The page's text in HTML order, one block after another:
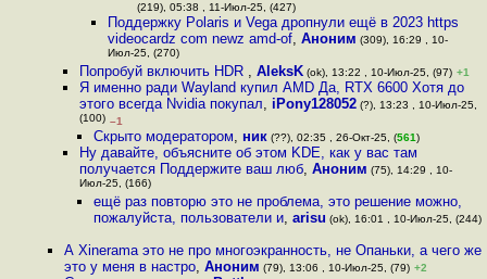
(219), 05:38 , 11-Июл-25, (427)
Поддержку Polaris и Vega дропнули ещё в 2023 https
videocardz com newz amd-of,Аноним (309), 16:29 , 10-
Июл-25, (270)
Попробуй включить HDR , AleksK(ok), 13:22 , 10-Июл-25, (97) +1
Я именно ради Wayland купил AMD Да, RTX 6600 Хотя до
этого всегда Nvidia покупал, iPony128052(?), 13:23 , 10-Июл-25,
(100) –1
Скрыто модератором, ник(??), 02:35 , 26-Окт-25, (561)
Ну давайте, объясните об этом KDE, как у вас там
получается Поддержите ваш люб, Аноним (75), 14:29 , 10-
Июл-25, (166)
ещё раз повторю это не проблема, это решение можно,
пожалуйста, пользователи и, arisu (ok), 16:01 , 10-Июл-25, (244)
А Xinerama это не про многоэкранность, не Опаньки, а чего же
это у меня в настро,Аноним (79), 13:06 , 10-Июл-25, (79) +2